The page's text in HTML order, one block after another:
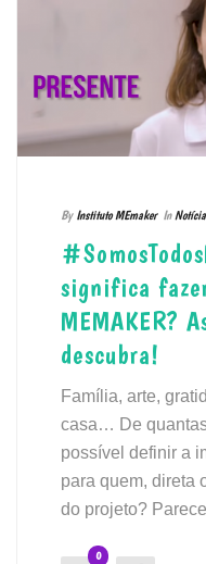
By Instituto MEmaker In
significa
MEMAKER?
descubra!
Família, arte,
casa… De
possível definir a
para quem, direta
do projeto?
0